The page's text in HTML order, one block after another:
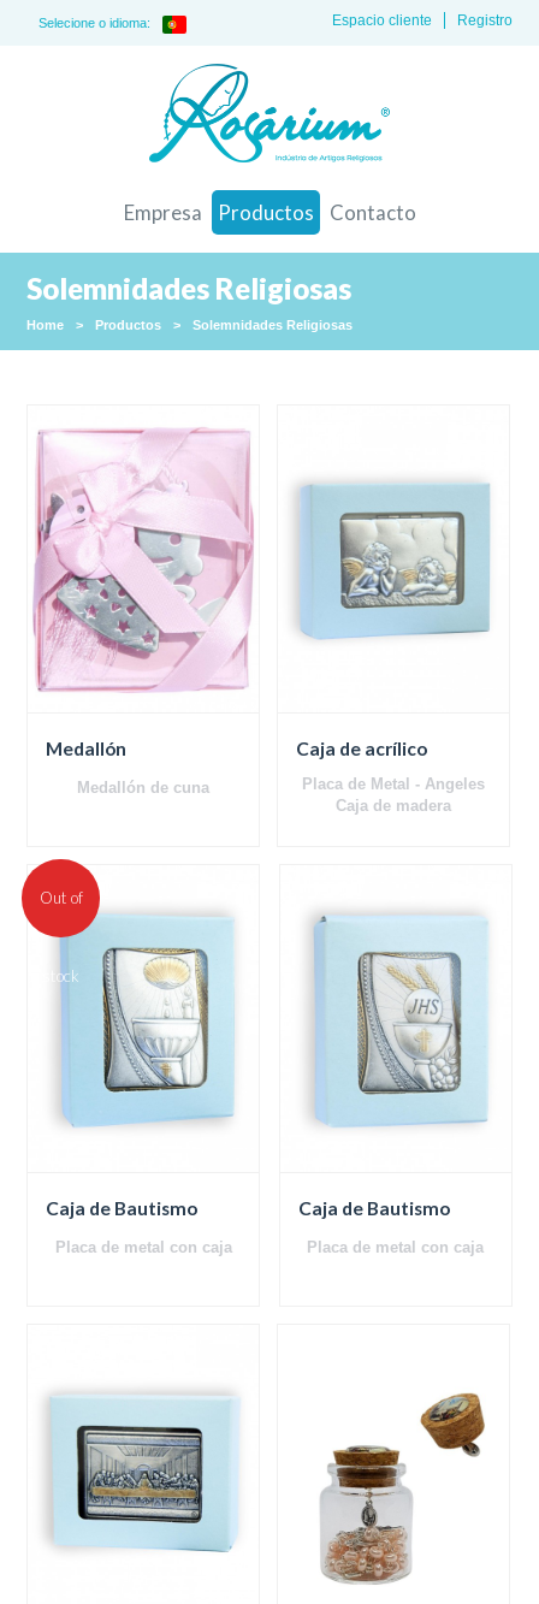
Selecione o idioma: Registro
Espacio cliente
Empresa Productos Contacto
Solemnidades Religiosas
Home > Productos > Solemnidades Religiosas
Medallón
Medallón de cuna
Caja de acrílico
Placa de Metal - Ángeles
Caja de madera
Out of
stock
Caja de Bautismo
Placa de metal con caja
Caja de Bautismo
Placa de metal con caja